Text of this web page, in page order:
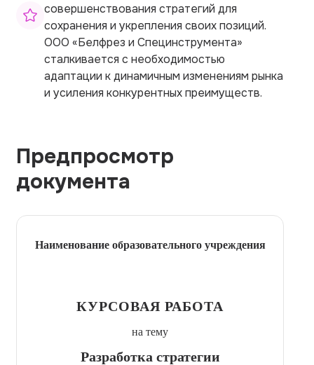
совершенствования стратегий для
сохранения и укрепления своих позиций.
ООО «Белфрез и Специнструмента»
сталкивается с необходимостью
адаптации к динамичным изменениям рынка
и усиления конкурентных преимуществ.
Предпросмотр
документа
Наименование образовательного учреждения
КУРСОВАЯ РАБОТА
на тему
Разработка стратегии